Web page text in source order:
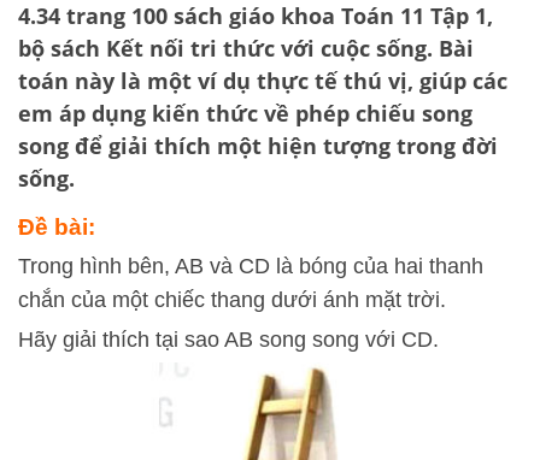
4.34 trang 100 sách giáo khoa Toán 11 Tập 1,
bộ sách Kết nối tri thức với cuộc sống. Bài
toán này là một ví dụ thực tế thú vị, giúp các
em áp dụng kiến thức về phép chiếu song
song để giải thích một hiện tượng trong đời
sống.
Đề bài:
Trong hình bên, AB và CD là bóng của hai thanh
chắn của một chiếc thang dưới ánh mặt trời.
Hãy giải thích tại sao AB song song với CD.